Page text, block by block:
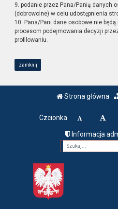
9. podanie przez Pana/Panią danych
(dobrowolne) w celu udostępnienia
10. Pana/Pani dane osobowe nie
procesom podejmowania decyzji
profilowaniu.
zamknij
Strona główna
Czcionka
Informacja
Fraza